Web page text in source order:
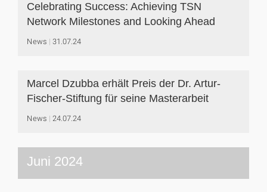
Celebrating Success: Achieving TSN
Network Milestones and Looking Ahead
News 31.07.24
Marcel Dzubba erhält Preis der Dr. Artur-
Fischer-Stiftung für seine Masterarbeit
News 24.07.24
Juni 2024